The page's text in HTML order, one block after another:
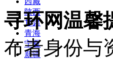
陕西
甘肃
青海
宁夏
新疆
寻环网温馨
布者身份与